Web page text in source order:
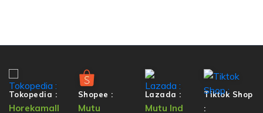
Tokopedia :
Horekamall
Shopee :
Mutu
Lazada :
Mutu Ind
Tiktok Shop
: